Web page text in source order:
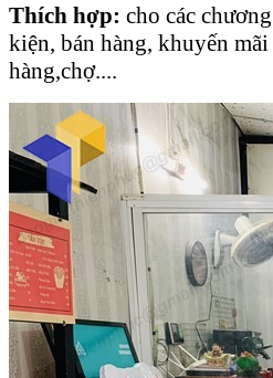
Thích hợp: cho các
kiện, bán hàng, khuyến
hàng,chợ....